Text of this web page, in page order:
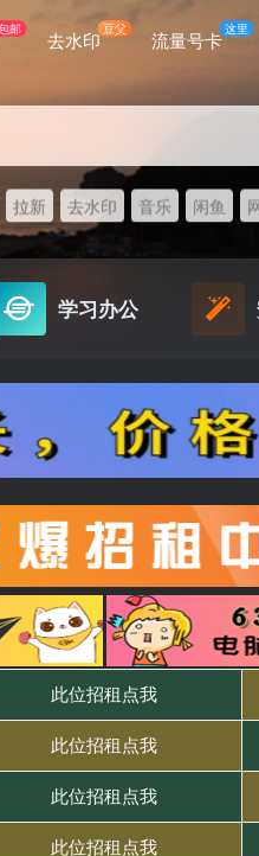
邮 去水印豆父 流量号卡这里
拉新 去水印 音乐 闲鱼
学习办公